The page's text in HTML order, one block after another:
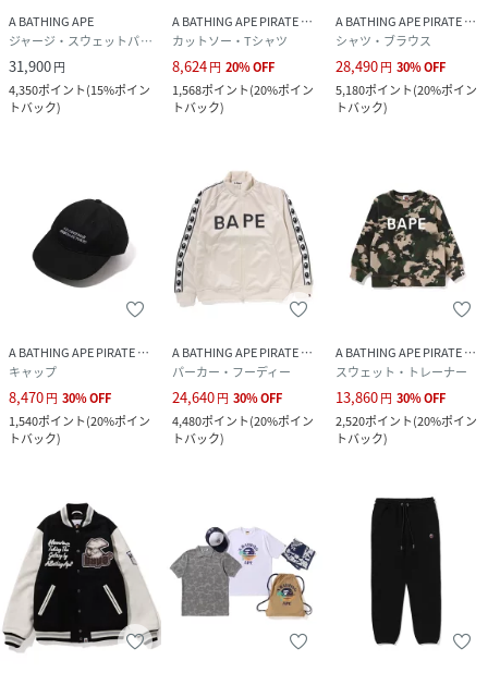
A BATHING APE
ジャージ・スウェットパンツ
31,900円
4,350ポイント(15%ポイン
トバック)
A BATHING APE PIRATE STORE
カットソー・Tシャツ
8,624円 20%OFF
1,568ポイント(20%ポイン
トバック)
A BATHING APE PIRATE STORE
シャツ・ブラウス
28,490円 30%OFF
5,180ポイント(20%ポイン
トバック)
A BATHING APE PIRATE STORE
キャップ
8,470円 30%OFF
1,540ポイント(20%ポイン
トバック)
A BATHING APE PIRATE STORE
パーカー・フーディー
24,640円 30%OFF
4,480ポイント(20%ポイン
トバック)
A BATHING APE PIRATE STORE
スウェット・トレーナー
13,860円 30%OFF
2,520ポイント(20%ポイン
トバック)